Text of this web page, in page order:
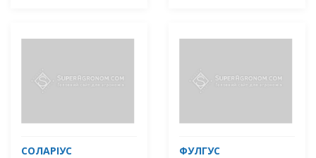
СОЛАРІУС ФУЛГУС